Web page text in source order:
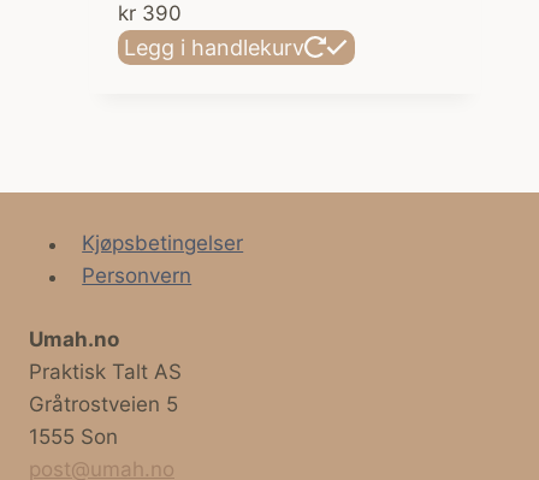
kr390
Legg i handlekurv
Kjøpsbetingelser
Personvern
Umah.no
Praktisk Talt AS
Gråtrostveien 5
1555 Son
post@umah.no